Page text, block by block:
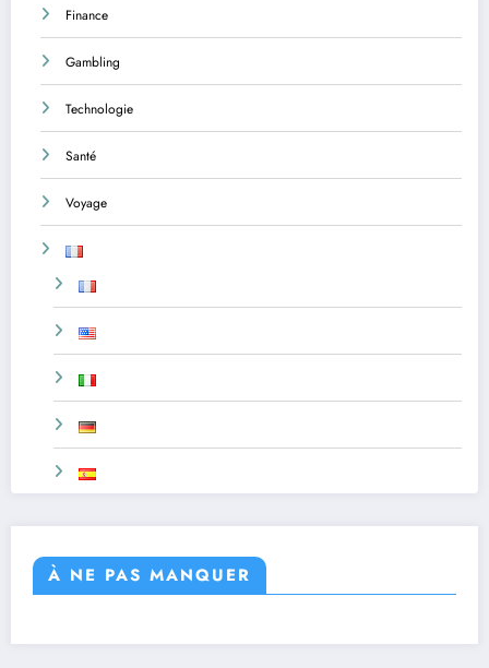
Finance
Gambling
Technologie
Santé
Voyage
À NE PAS MANQUER